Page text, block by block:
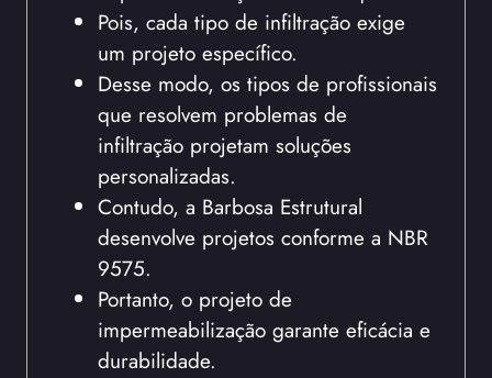
Pois, cada tipo de infiltração exige
um projeto específico.
Desse modo, os tipos de profissionais
que resolvem problemas de
infiltração projetam soluções
personalizadas.
Contudo, a Barbosa Estrutural
desenvolve projetos conforme a NBR
9575.
Portanto, o projeto de
impermeabilização garante eficácia e
durabilidade.